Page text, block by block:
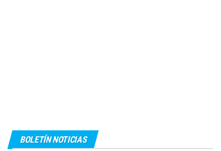
BOLETÍN NOTICIAS